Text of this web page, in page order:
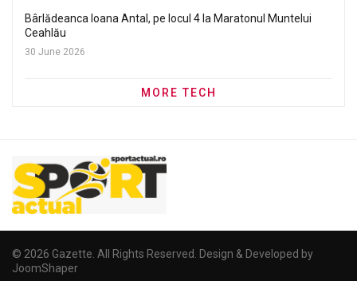
Bârlădeanca Ioana Antal, pe locul 4 la Maratonul Muntelui
Ceahlău
30 June 2026
MORE TECH
© 2026 Gazette. All Rights Reserved. Design & Developed by
JoomShaper